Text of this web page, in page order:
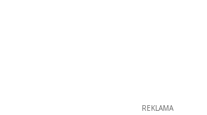
REKLAMA